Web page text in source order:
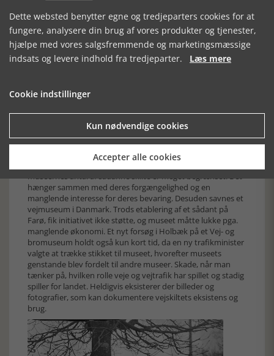
Louis Moe har i 1885 tegnet et vejskilt til julenisserne, som er på
vej til julemarkedet. Denne form for vejskilt er det ældste og
Så godt som ingen gamle vejskilte har overlevet, og
museernes antal af sådanne skilte er meget begrænset. Det
hænger sammen med deres forgængelighed og en
manglende interesse for deres bevaring. Desuden savnes et
vejmuseum i Danmark. Trods etablering af et sådant på
Farø, fik initiativet ikke støtte, og museet måtte lukke pga.
manglende økonomi. Et nyt forsøg i Holbæk på et Vej- og
bromuseum holdt også kun kort tid, da en ny trafikminister
valgte at trække stikket til museet, hvorefter museets
genstande blev fordelt til andre museer. Skade, når man
tænker på, hvilken rolle veje og vejtrafik har spillet og stadig
spiller for landet. Heldigvis eksisterer der billeder og
fotografier, som kan dokumentere vejskiltets eksistens og
brug.
Dette websted benytter egne og tredjeparters cookies for at
fungere, analysere din brug af vores produkter og tjenester,
hjælpe med vores salgsfremmende og marketingsmæssige
indsats og levere indhold fra tredjeparter. Læs mere
Cookie indstillinger
Kun nødvendige cookies
Accepter alle cookies